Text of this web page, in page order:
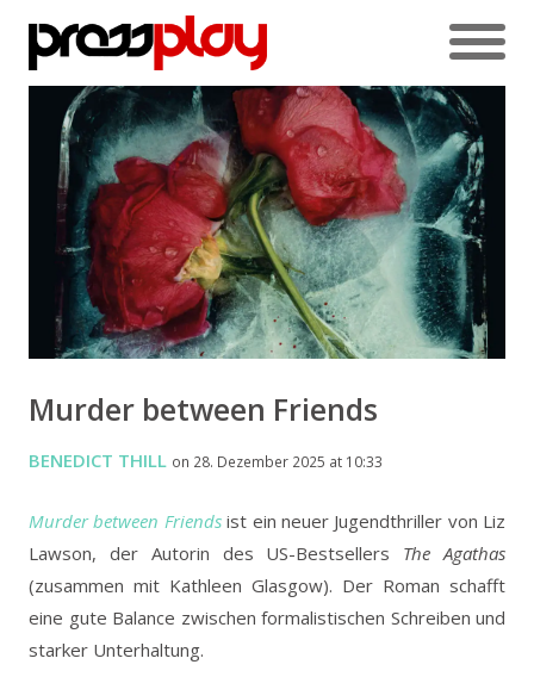
Murder between Friends
BENEDICT THILL on 28. Dezember 2025 at 10:33
Murder between Friendsist ein neuer Jugendthriller von Liz
Lawson, der Autorin des US-Bestsellers The Agathas
(zusammen mit Kathleen Glasgow). Der Roman schafft
eine gute Balance zwischen formalistischen Schreiben und
starker Unterhaltung.